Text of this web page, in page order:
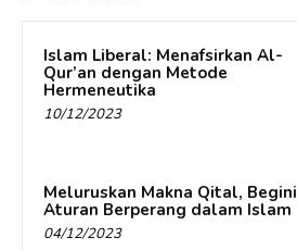
Islam Liberal: Menafsirkan Al-
Qur’an dengan Metode
Hermeneutika
10/12/2023
Meluruskan Makna Qital, Begini
Aturan Berperang dalam Islam
04/12/2023